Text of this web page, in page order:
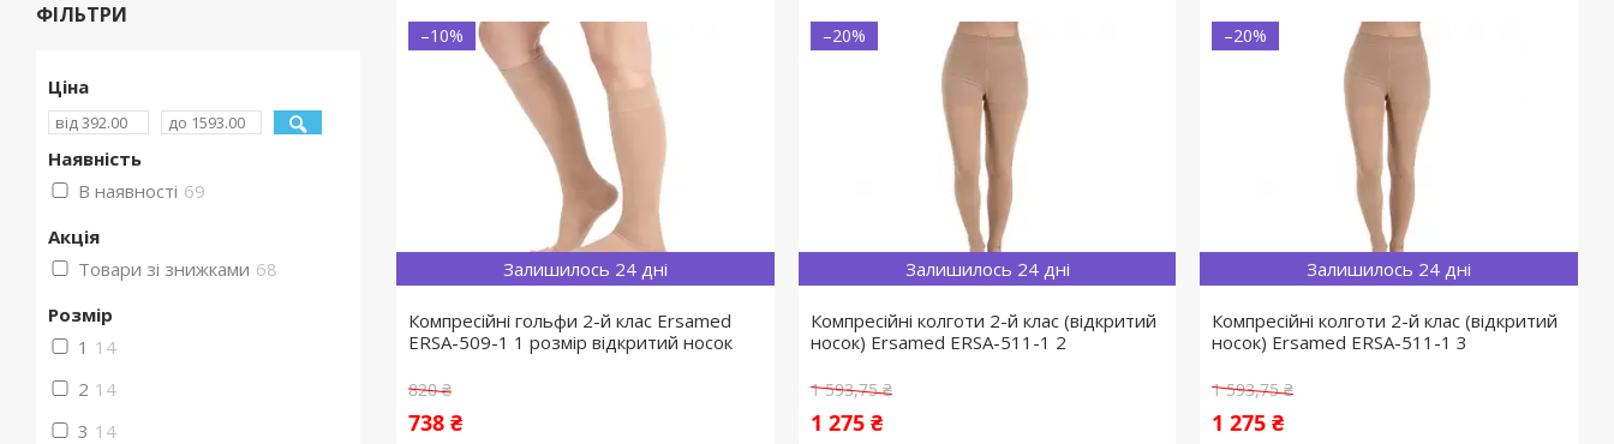
Залишилось 24 дні
–10%
Компресійні гольфи 2-й клас Ersamed
ERSA-509-1 1 розмір відкритий носок
820 ₴
738 ₴
Залишилось 24 дні
–20%
Компресійні колготи 2-й клас (відкритий
носок) Ersamed ERSA-511-1 2
1 593,75 ₴
1 275 ₴
Залишилось 24 дні
–20%
Компресійні колготи 2-й клас (відкритий
носок) Ersamed ERSA-511-1 3
1 593,75 ₴
1 275 ₴
ФІЛЬТРИ
Ціна
Наявність
В наявності 69
Акція
Товари зі знижками 68
Розмір
1 14
2 14
3 14